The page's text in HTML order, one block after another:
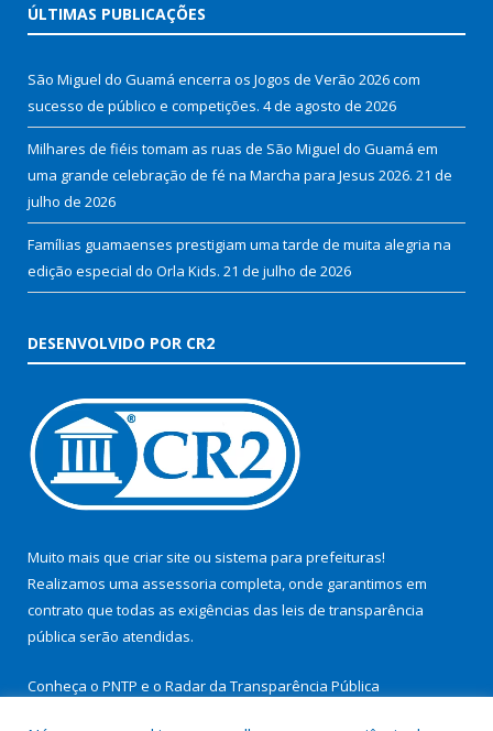
ÚLTIMAS PUBLICAÇÕES
São Miguel do Guamá encerra os Jogos de Verão 2026 com
sucesso de público e competições. 4 de agosto de 2026
Milhares de fiéis tomam as ruas de São Miguel do Guamá em
uma grande celebração de fé na Marcha para Jesus 2026. 21 de
julho de 2026
Famílias guamaenses prestigiam uma tarde de muita alegria na
edição especial do Orla Kids. 21 de julho de 2026
DESENVOLVIDO POR CR2
Muito mais que criar site ou sistema para prefeituras!
Realizamos uma assessoria completa, onde garantimos em
contrato que todas as exigências das leis de transparência
pública serão atendidas.
Conheça o PNTP e o Radar da Transparência Pública